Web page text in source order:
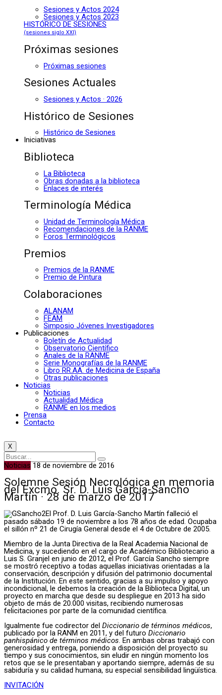
Sesiones y Actos 2024
Sesiones y Actos 2023
HISTÓRICO DE SESIONES
(sesiones siglo XXI)
Próximas sesiones
Próximas sesiones
Sesiones Actuales
Sesiones y Actos · 2026
Histórico de Sesiones
Histórico de Sesiones
Iniciativas
Biblioteca
La Biblioteca
Obras donadas a la biblioteca
Enlaces de interés
Terminología Médica
Unidad de Terminología Médica
Recomendaciones de la RANME
Foros Terminológicos
Premios
Premios de la RANME
Premio de Pintura
Colaboraciones
ALANAM
FEAM
Simposio Jóvenes Investigadores
Publicaciones
Boletín de Actualidad
Observatorio Científico
Anales de la RANME
Serie Monografías de la RANME
Libro RR.AA. de Medicina de España
Otras publicaciones
Noticias
Noticias
Actualidad Médica
RANME en los medios
Prensa
Contacto
X
Noticias 18 de noviembre de 2016
Solemne Sesión Necrológica en memoria
del Excmo. Sr. D. Luis García-Sancho
Martín · 28 de marzo de 2017
El Prof. D. Luis García-Sancho Martín falleció el
pasado sábado 19 de noviembre a los 78 años de edad. Ocupaba
el sillón nº 21 de Cirugía General desde el 4 de Octubre de 2005.
Miembro de la Junta Directiva de la Real Academia Nacional de
Medicina, y sucediendo en el cargo de Académico Bibliotecario a
Luis S. Granjel en junio de 2012, el Prof. García Sancho siempre
se mostró receptivo a todas aquellas iniciativas orientadas a la
conservación, descripción y difusión del patrimonio documental
de la Institución. En este sentido, gracias a su impulso y apoyo
incondicional, le debemos la creación de la Biblioteca Digital, un
proyecto en marcha que desde su despliegue en 2013 ha sido
objeto de más de 20.000 visitas, recibiendo numerosas
felicitaciones por parte de la comunidad científica.
Igualmente fue codirector del Diccionario de términos médicos,
publicado por la RANM en 2011, y del futuro Diccionario
panhispánico de términos médicos. En ambas obras trabajó con
generosidad y entrega, poniendo a disposición del proyecto su
tiempo y sus conocimientos, sin eludir en ningún momento los
retos que se le presentaban y aportando siempre, además de su
sabiduría y su calidad humana, su especial sensibilidad lingüística.
INVITACIÓN